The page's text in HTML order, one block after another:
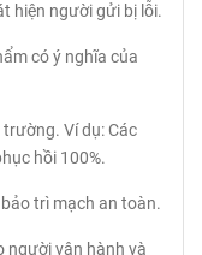
hiện người gửi bị lỗi.
có ý nghĩa của
trường. Ví dụ: Các
hồi 100%.
trì mạch an toàn.
người vận hành và